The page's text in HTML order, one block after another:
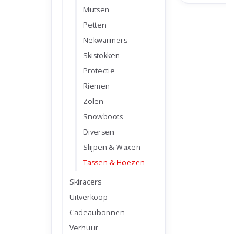
Mutsen
Petten
Nekwarmers
Skistokken
Protectie
Riemen
Zolen
Snowboots
Diversen
Slijpen & Waxen
Tassen & Hoezen
Skiracers
Uitverkoop
Cadeaubonnen
Verhuur